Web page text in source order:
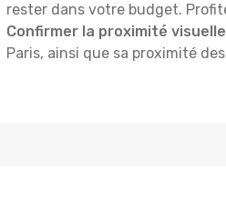
rester dans votre budget.
Confirmer la proximité
Paris, ainsi que sa proximité